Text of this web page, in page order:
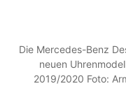
Die Mercedes-Benz
neuen
2019/2020 Foto: